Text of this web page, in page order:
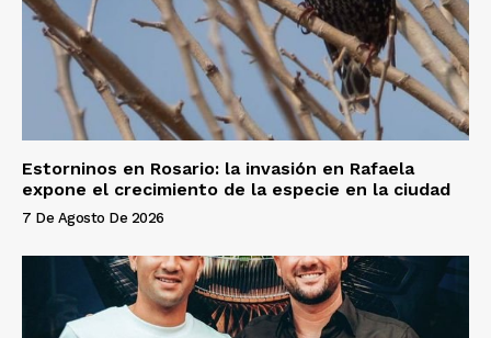
Estorninos en Rosario: la invasión en Rafaela
expone el crecimiento de la especie en la ciudad
7 De Agosto De 2026